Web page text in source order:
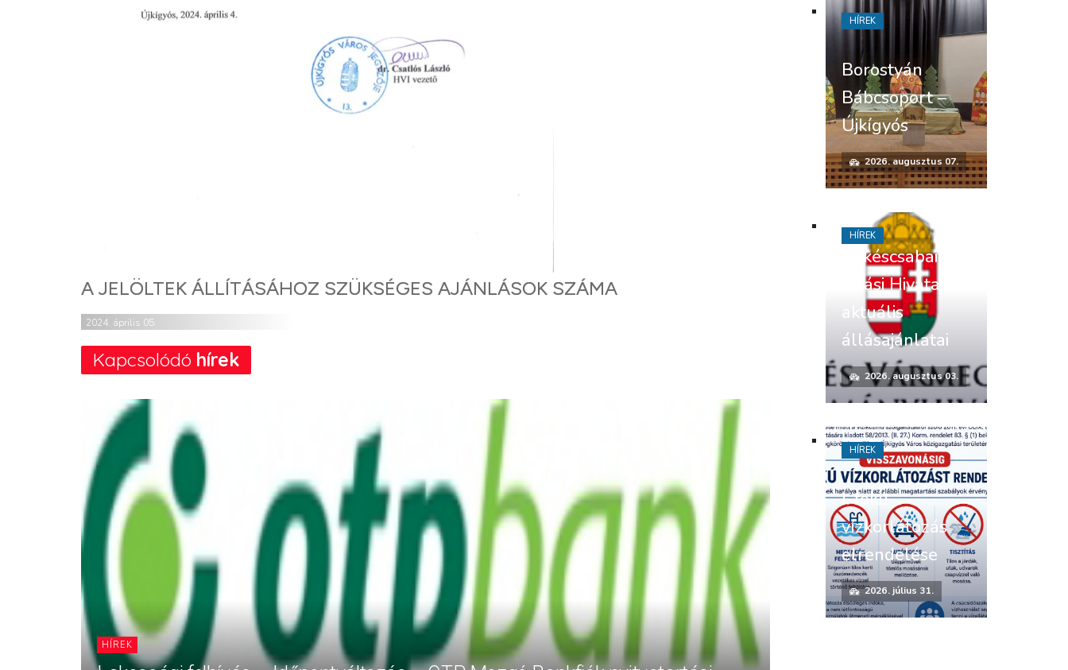
A JELÖLTEK ÁLLÍTÁSÁHOZ SZÜKSÉGES AJÁNLÁSOK SZÁMA
2024. április 05.
Kapcsolódó hírek
HÍREK
Borostyán
Bábcsoport –
Újkígyós
2026. augusztus 07.
HÍREK
Békéscsabai
Járási Hivatal
aktuális
állásajánlatai
2026. augusztus 03.
HÍREK
I. fokú
vízkorlátozás
elrendelése
2026. július 31.
HÍREK